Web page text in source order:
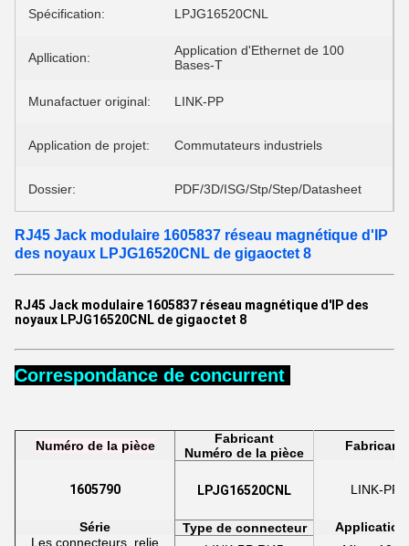
Spécification: LPJG16520CNL
Apllication:
Application d'Ethernet de 100
Bases-T
Munafactuer original: LINK-PP
Application de projet: Commutateurs industriels
Dossier: PDF/3D/ISG/Stp/Step/Datasheet
RJ45 Jack modulaire 1605837 réseau magnétique d'IP
des noyaux LPJG16520CNL de gigaoctet 8
RJ45 Jack modulaire 1605837 réseau magnétique d'IP des
noyaux LPJG16520CNL de gigaoctet 8
Correspondance de concurrent
Numéro de la pièce
Fabricant
Numéro de la pièce
Fabricant
1605790 LPJG16520CNL LINK-PP
Série Type de connecteur
Les connecteurs, relie